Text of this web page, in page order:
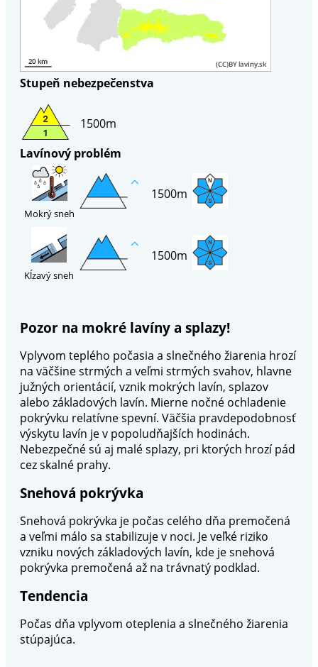
Stupeň nebezpečenstva
1500m
Lavínový problém
Mokrý sneh
1500m
Kĺzavý sneh
1500m
Pozor na mokré lavíny a splazy!
Vplyvom teplého počasia a slnečného žiarenia hrozí
na väčšine strmých a veľmi strmých svahov, hlavne
južných orientácií, vznik mokrých lavín, splazov
alebo základových lavín. Mierne nočné ochladenie
pokrývku relatívne spevní. Väčšia pravdepodobnosť
výskytu lavín je v popoludňajších hodinách.
Nebezpečné sú aj malé splazy, pri ktorých hrozí pád
cez skalné prahy.
Snehová pokrývka
Snehová pokrývka je počas celého dňa premočená
a veľmi málo sa stabilizuje v noci. Je veľké riziko
vzniku nových základových lavín, kde je snehová
pokrývka premočená až na trávnatý podklad.
Tendencia
Počas dňa vplyvom oteplenia a slnečného žiarenia
stúpajúca.